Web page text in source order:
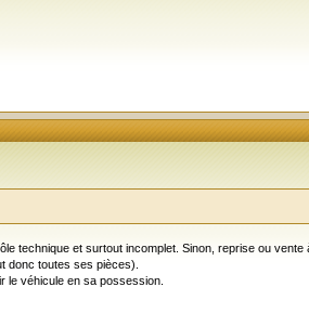
technique et surtout incomplet. Sinon, reprise ou
donc toutes ses pièces).
le véhicule en sa possession.